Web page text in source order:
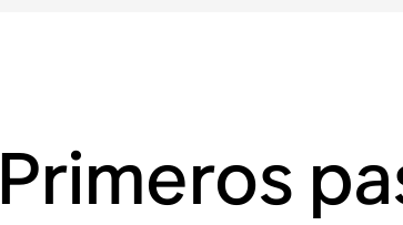
Primeros